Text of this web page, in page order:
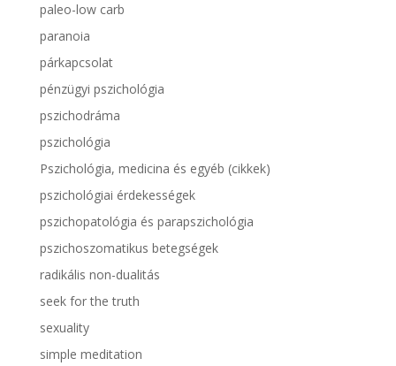
paleo-low carb
paranoia
párkapcsolat
pénzügyi pszichológia
pszichodráma
pszichológia
Pszichológia, medicina és egyéb (cikkek)
pszichológiai érdekességek
pszichopatológia és parapszichológia
pszichoszomatikus betegségek
radikális non-dualitás
seek for the truth
sexuality
simple meditation